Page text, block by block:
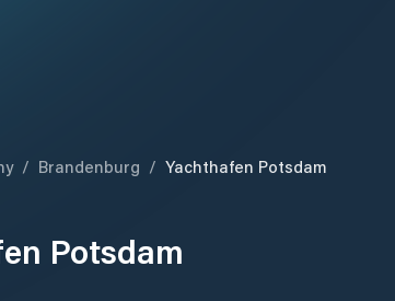
/ Brandenburg / Yachthafen Potsdam
Potsdam